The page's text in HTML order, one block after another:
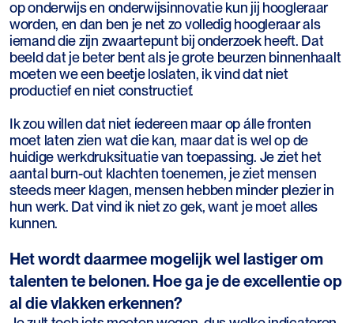
op onderwijs en onderwijsinnovatie kun jij hoogleraar
worden, en dan ben je net zo volledig hoogleraar als
iemand die zijn zwaartepunt bij onderzoek heeft. Dat
beeld dat je beter bent als je grote beurzen binnenhaalt
moeten we een beetje loslaten, ik vind dat niet
productief en niet constructief.
Ik zou willen dat niet íedereen maar op álle fronten
moet laten zien wat die kan, maar dat is wel op de
huidige werkdruksituatie van toepassing. Je ziet het
aantal burn-out klachten toenemen, je ziet mensen
steeds meer klagen, mensen hebben minder plezier in
hun werk. Dat vind ik niet zo gek, want je moet alles
kunnen.
Het wordt daarmee mogelijk wel lastiger om
talenten te belonen. Hoe ga je de excellentie op
al die vlakken erkennen?